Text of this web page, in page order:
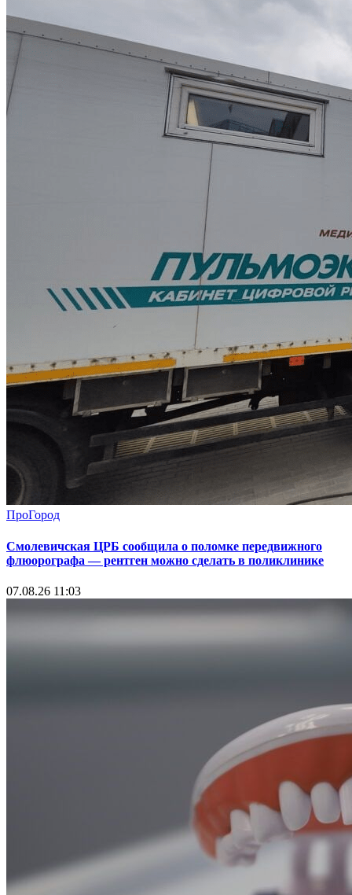
ПроГород
Смолевичская ЦРБ сообщила о поломке передвижного
флюорографа — рентген можно сделать в поликлинике
07.08.26 11:03